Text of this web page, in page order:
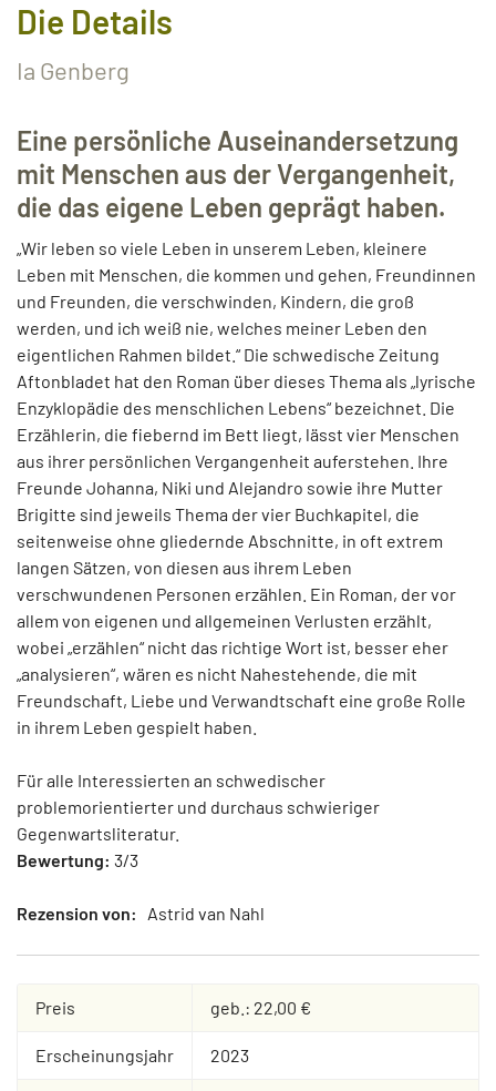
Die Details
Ia Genberg
Eine persönliche Auseinandersetzung
mit Menschen aus der Vergangenheit,
die das eigene Leben geprägt haben.
„Wir leben so viele Leben in unserem Leben, kleinere
Leben mit Menschen, die kommen und gehen, Freundinnen
und Freunden, die verschwinden, Kindern, die groß
werden, und ich weiß nie, welches meiner Leben den
eigentlichen Rahmen bildet.“ Die schwedische Zeitung
Aftonbladet hat den Roman über dieses Thema als „lyrische
Enzyklopädie des menschlichen Lebens“ bezeichnet. Die
Erzählerin, die fiebernd im Bett liegt, lässt vier Menschen
aus ihrer persönlichen Vergangenheit auferstehen. Ihre
Freunde Johanna, Niki und Alejandro sowie ihre Mutter
Brigitte sind jeweils Thema der vier Buchkapitel, die
seitenweise ohne gliedernde Abschnitte, in oft extrem
langen Sätzen, von diesen aus ihrem Leben
verschwundenen Personen erzählen. Ein Roman, der vor
allem von eigenen und allgemeinen Verlusten erzählt,
wobei „erzählen“ nicht das richtige Wort ist, besser eher
„analysieren“, wären es nicht Nahestehende, die mit
Freundschaft, Liebe und Verwandtschaft eine große Rolle
in ihrem Leben gespielt haben.
Für alle Interessierten an schwedischer
problemorientierter und durchaus schwieriger
Gegenwartsliteratur.
Bewertung: 3/3
Rezension von: Astrid van Nahl
Preis geb.: 22,00 €
Erscheinungsjahr 2023